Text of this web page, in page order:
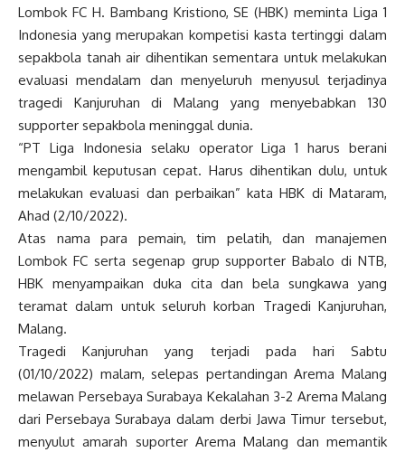
Lombok FC H. Bambang Kristiono, SE (HBK) meminta Liga 1
Indonesia yang merupakan kompetisi kasta tertinggi dalam
sepakbola tanah air dihentikan sementara untuk melakukan
evaluasi mendalam dan menyeluruh menyusul terjadinya
tragedi Kanjuruhan di Malang yang menyebabkan 130
supporter sepakbola meninggal dunia.
“PT Liga Indonesia selaku operator Liga 1 harus berani
mengambil keputusan cepat. Harus dihentikan dulu, untuk
melakukan evaluasi dan perbaikan” kata HBK di Mataram,
Ahad (2/10/2022).
Atas nama para pemain, tim pelatih, dan manajemen
Lombok FC serta segenap grup supporter Babalo di NTB,
HBK menyampaikan duka cita dan bela sungkawa yang
teramat dalam untuk seluruh korban Tragedi Kanjuruhan,
Malang.
Tragedi Kanjuruhan yang terjadi pada hari Sabtu
(01/10/2022) malam, selepas pertandingan Arema Malang
melawan Persebaya Surabaya Kekalahan 3-2 Arema Malang
dari Persebaya Surabaya dalam derbi Jawa Timur tersebut,
menyulut amarah suporter Arema Malang dan memantik